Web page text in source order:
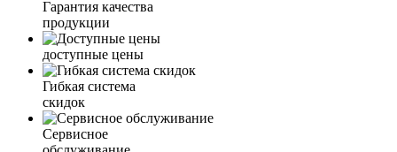
Гарантия качества
продукции
доступные цены
Гибкая система
скидок
Сервисное